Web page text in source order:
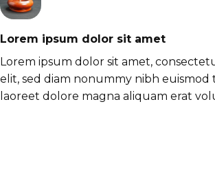
Lorem ipsum dolor sit amet
Lorem ipsum dolor sit amet,
elit, sed diam nonummy nibh
laoreet dolore magna aliquam erat